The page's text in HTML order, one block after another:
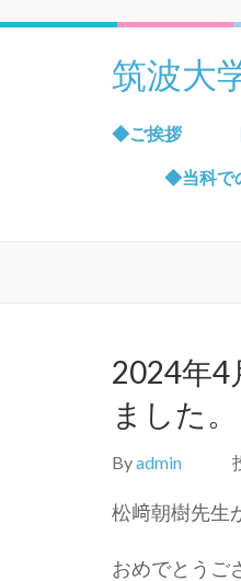
筑波大
◆ご挨拶
◆当科で
2024年
ました。
Byadmin
松﨑朝樹先生
おめでとうご